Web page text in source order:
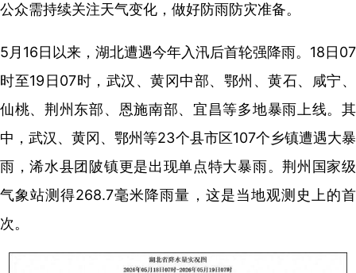
公众需持续关注天气变化，做好防雨防灾准备。
5月16日以来，湖北遭遇今年入汛后首轮强降雨。18日07
时至19日07时，武汉、黄冈中部、鄂州、黄石、咸宁、
仙桃、荆州东部、恩施南部、宜昌等多地暴雨上线。其
中，武汉、黄冈、鄂州等23个县市区107个乡镇遭遇大暴
雨，浠水县团陂镇更是出现单点特大暴雨。荆州国家级
气象站测得268.7毫米降雨量，这是当地观测史上的首
次。